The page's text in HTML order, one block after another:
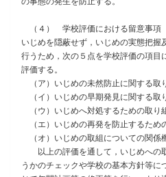
（４） 学校評価における留意事項
いじめを隠蔽せず，いじめの実態把握
行うため，次の５点を学校評価の項目
評価する。
（ア）いじめの未然防止に関する取
（イ）いじめの早期発見に関する取
（ウ）いじめへ対処するための取り
（エ）いじめの再発を防止するため
（オ）いじめの取組についての関係
以上の評価を通して，いじめへの
うかのチェックや学校の基本方針等